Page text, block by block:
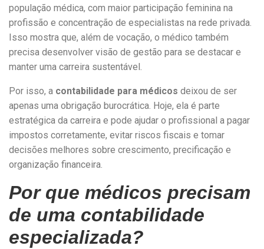
população médica, com maior participação feminina na
profissão e concentração de especialistas na rede privada.
Isso mostra que, além de vocação, o médico também
precisa desenvolver visão de gestão para se destacar e
manter uma carreira sustentável.
Por isso, a contabilidade para médicos deixou de ser
apenas uma obrigação burocrática. Hoje, ela é parte
estratégica da carreira e pode ajudar o profissional a pagar
impostos corretamente, evitar riscos fiscais e tomar
decisões melhores sobre crescimento, precificação e
organização financeira.
Por que médicos precisam
de uma contabilidade
especializada?